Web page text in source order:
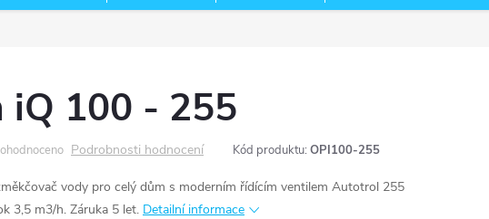
iQ 100 - 255
Podrobnosti hodnocení Kód produktu: OPI100-255
vody pro celý dům s moderním řídícím ventilem Autotrol 255
3,5 m3/h. Záruka 5 let. Detailní informace